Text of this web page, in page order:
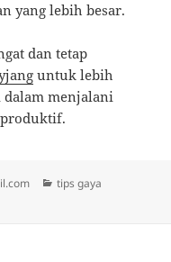
yang lebih besar.
dan tetap
untuk lebih
menjalani
Categories
tips gaya